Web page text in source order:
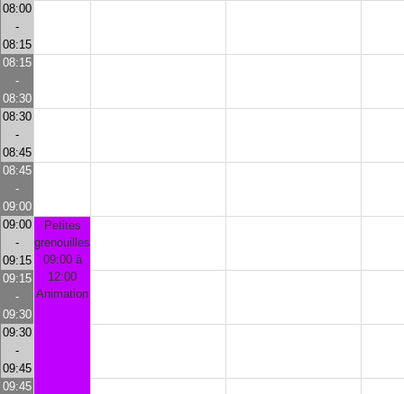
08:00
-
08:15
08:15
-
08:30
08:30
-
08:45
08:45
-
09:00
09:00
-
09:15
Petites
grenouilles
09:00 à
12:00
Animation
09:15
-
09:30
09:30
-
09:45
09:45